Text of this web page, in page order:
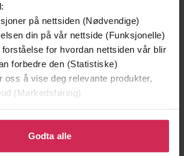
på nettsiden (Nødvendige)
din på vår nettside (Funksjonelle)
for hvordan nettsiden vår blir
forbedre den (Statistiske)
oss å vise deg relevante produkter,
(Markedsføring)
for å gi oss ditt samtykke til å
alle disse formålene. Du kan også
til spesifikke formål ved å klikke
Godta alle
Premium
Første gang på tilbud